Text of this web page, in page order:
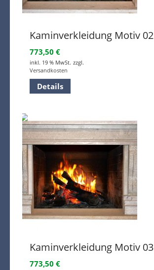
Kaminverkleidung Motiv 02
773,50 €
inkl. 19 % MwSt. zzgl.
Versandkosten
Details
Kaminverkleidung Motiv 03
773,50 €